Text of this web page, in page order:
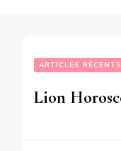
ARTICLES RÉCENTS